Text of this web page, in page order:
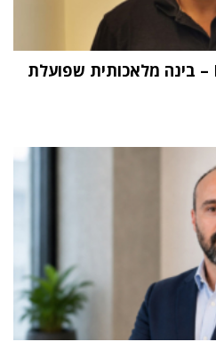
"העתיד הוא Physical AI – בינה מלאכותית שפועלת